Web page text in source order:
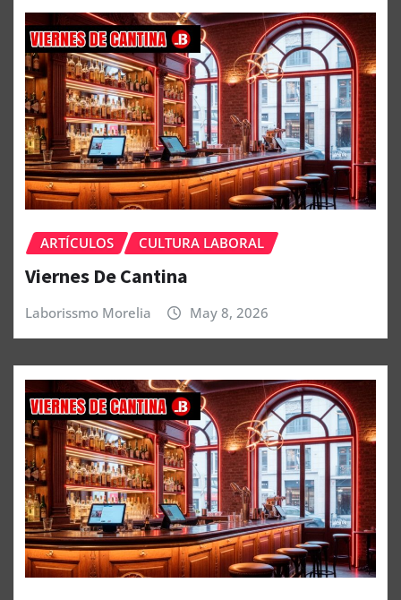
ARTÍCULOS CULTURA LABORAL
Viernes De Cantina
Laborissmo Morelia May 8, 2026